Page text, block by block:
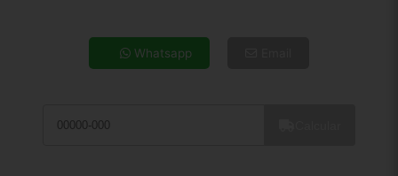
5x de R$ 15,50
6x de R$ 13,07
9x de R$ 9,02
Whatsapp